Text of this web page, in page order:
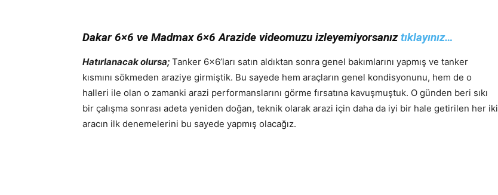
Dakar 6×6 ve Madmax 6×6 Arazide videomuzu izleyemiyorsanıztıklayınız…
Hatırlanacak olursa; Tanker 6×6’ları satın aldıktan sonra genel bakımlarını yapmış ve tanker
kısmını sökmeden araziye girmiştik. Bu sayede hem araçların genel kondisyonunu, hem de o
halleri ile olan o zamanki arazi performanslarını görme fırsatına kavuşmuştuk. O günden beri sıkı
bir çalışma sonrası adeta yeniden doğan, teknik olarak arazi için daha da iyi bir hale getirilen her iki
aracın ilk denemelerini bu sayede yapmış olacağız.